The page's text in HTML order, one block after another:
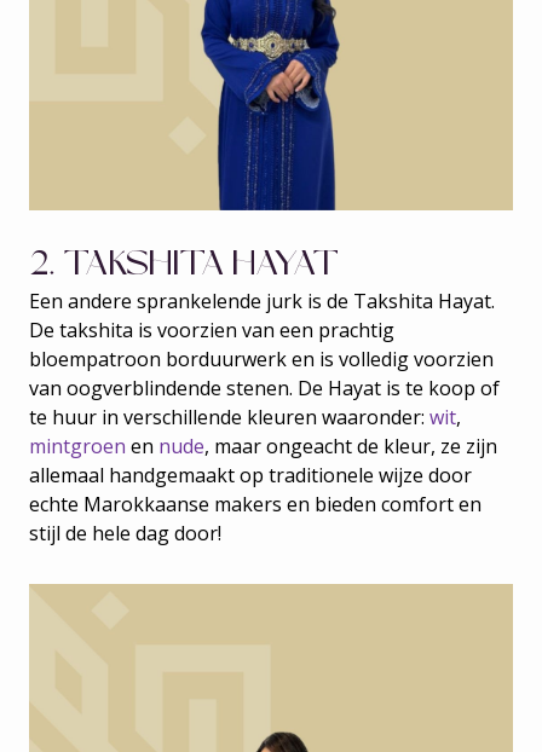
2. TAKSHITA HAYAT
Een andere sprankelende jurk is de Takshita Hayat.
De takshita is voorzien van een prachtig
bloempatroon borduurwerk en is volledig voorzien
van oogverblindende stenen. De Hayat is te koop of
te huur in verschillende kleuren waaronder: wit,
mintgroen en nude, maar ongeacht de kleur, ze zijn
allemaal handgemaakt op traditionele wijze door
echte Marokkaanse makers en bieden comfort en
stijl de hele dag door!